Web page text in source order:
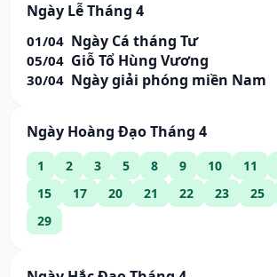
Ngày Lễ Tháng 4
01/04 Ngày Cá tháng Tư
05/04 Giỗ Tổ Hùng Vương
30/04 Ngày giải phóng miền Nam
Ngày Hoàng Đạo Tháng 4
1 2 3 5 8 9 10 11
15
17 20 21 22 23 25
29